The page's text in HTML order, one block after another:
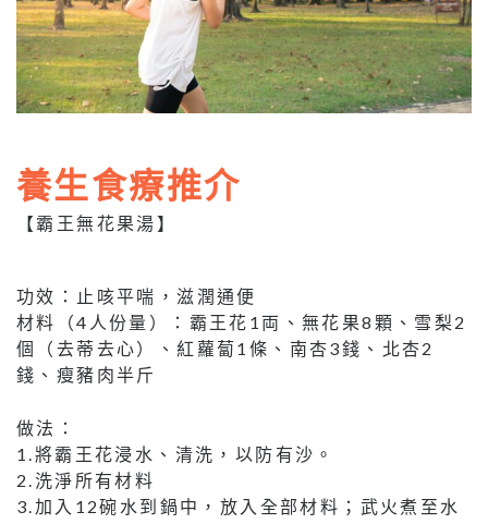
養生食療推介
【霸王無花果湯】
功效：止咳平喘，滋潤通便
材料（4人份量）：霸王花1両、無花果8顆、雪梨2
個（去蒂去心）、紅蘿蔔1條、南杏3錢、北杏2
錢、瘦豬肉半斤
做法：
1.將霸王花浸水、清洗，以防有沙。
2.洗淨所有材料
3.加入12碗水到鍋中，放入全部材料；武火煮至水